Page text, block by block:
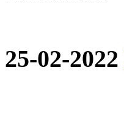
25-02-2022